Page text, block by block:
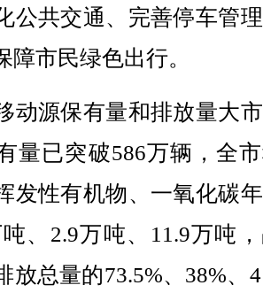
公共交通、完善停车管
障市民绿色出行。
源保有量和排放量大
量已突破586万辆，全
发性有机物、一氧化碳
、2.9万吨、11.9万吨
放总量的73.5%、38%、